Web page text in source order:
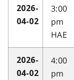
2026-
04-02
3:00
pm
HAE
2026-
04-02
4:00
pm